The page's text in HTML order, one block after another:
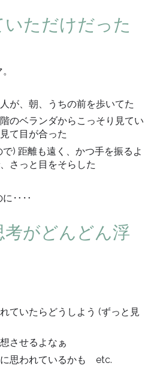
ただけだった
が、朝、うちの前を歩いてた
のベランダからこっそり見てい
て目が合った
) 距離も遠く、かつ手を振るよ
さっと目をそらした
に‥‥
がどんどん浮
ていたらどうしよう (ずっと見
させるよなぁ
に思われているかも etc.